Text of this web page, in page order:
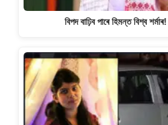
বিপদ বাঢ়িব পাৰে হিমন্ত বিশ্ব